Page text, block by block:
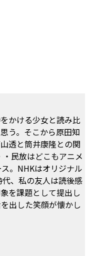
かける少女と読み比
う。そこから原田知
透と筒井康隆との関
民放はどこもアニメ
。NHKはオリジナル
、私の友人は読後感
を課題として提出し
出した笑顔が懐かし